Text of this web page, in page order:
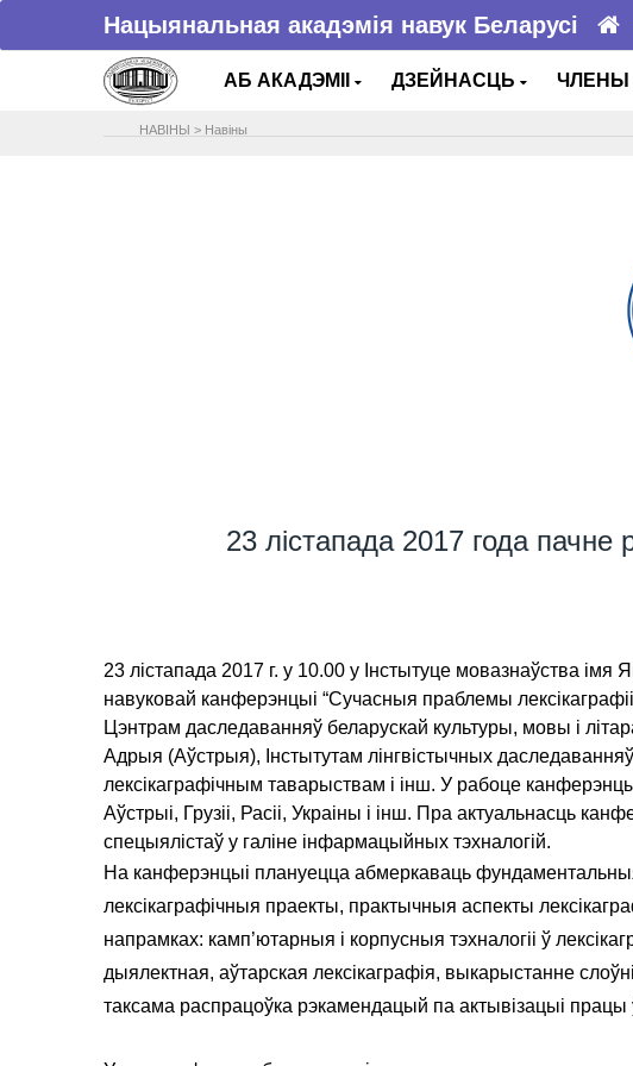
Нацыянальная акадэмія навук Беларусі
АБ АКАДЭМІІ ДЗЕЙНАСЦЬ ЧЛЕНЫ
НАВIНЫ > Навіны
23 лістапада 2017 года
23 лістапада 2017 г. у 10.00 у Інстытуце мовазнаўства
навуковай канферэнцыі “Сучасныя праблемы лексікаграфіі
Цэнтрам даследаванняў беларускай культуры, мовы і
Адрыя (Аўстрыя), Інстытутам лінгвістычных даследаванняў
лексікаграфічным таварыствам і інш. У рабоце
Аўстрыі, Грузіі, Расіі, Украіны і інш. Пра актуальнасць
спецыялістаў у галіне інфармацыйных тэхналогій.
На канферэнцыі плануецца абмеркаваць фундаментальныя
лексікаграфічныя праекты, практычныя аспекты
напрамках: камп’ютарныя і корпусныя тэхналогіі ў
дыялектная, аўтарская лексікаграфія, выкарыстанне
таксама распрацоўка рэкамендацый па актывізацыі працы